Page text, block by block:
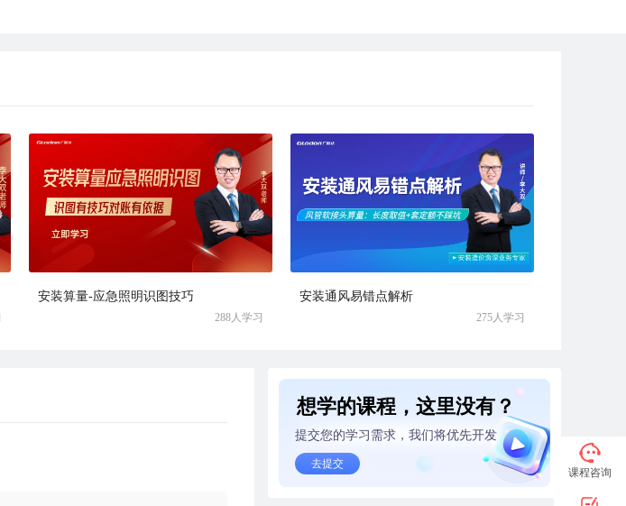
安装算量-应急照明识图技巧
288人学习
安装通风易错点解析
275人学习
想学的课程，这里没有？
提交您的学习需求，我们将优先开发
去提交
课程咨询